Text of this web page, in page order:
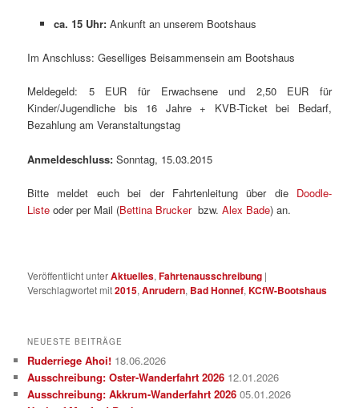
ca. 15 Uhr:Ankunft an unserem Bootshaus
Im Anschluss: Geselliges Beisammensein am Bootshaus
Meldegeld: 5 EUR für Erwachsene und 2,50 EUR für
Kinder/Jugendliche bis 16 Jahre + KVB-Ticket bei Bedarf,
Bezahlung am Veranstaltungstag
Anmeldeschluss: Sonntag, 15.03.2015
Bitte meldet euch bei der Fahrtenleitung über die Doodle-
Liste oder per Mail (Bettina Bruckerbzw.Alex Bade) an.
Veröffentlicht unterAktuelles,Fahrtenausschreibung |
Verschlagwortet mit2015,Anrudern, Bad Honnef,KCfW-Bootshaus
NEUESTE BEITRÄGE
Ruderriege Ahoi! 18.06.2026
Ausschreibung: Oster-Wanderfahrt 2026 12.01.2026
Ausschreibung: Akkrum-Wanderfahrt 2026 05.01.2026